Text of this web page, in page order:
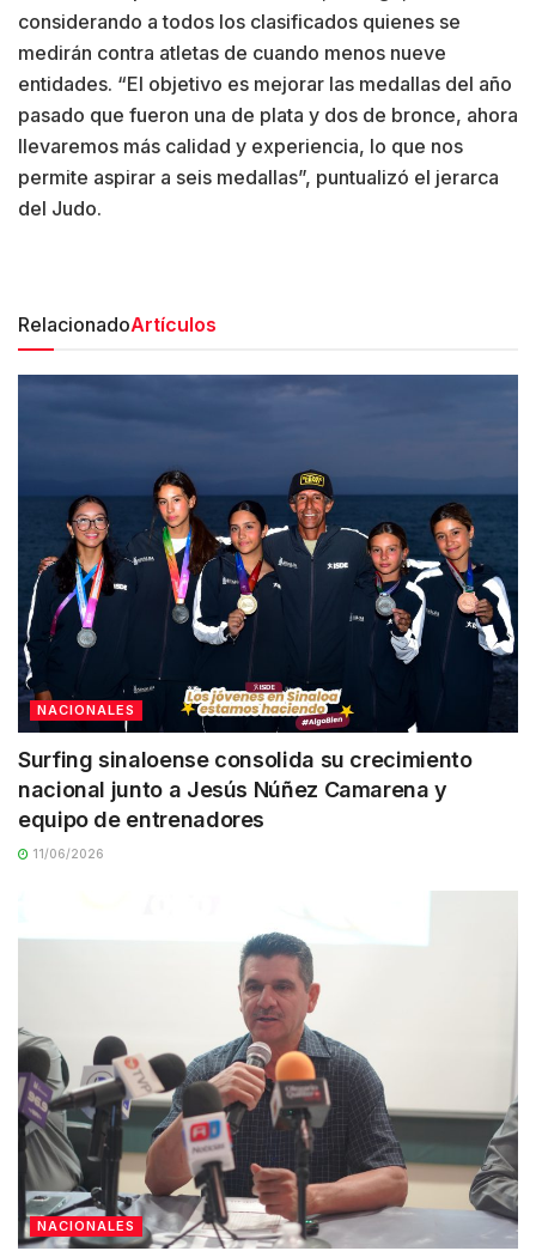
considerando a todos los clasificados quienes se
medirán contra atletas de cuando menos nueve
entidades. “El objetivo es mejorar las medallas del año
pasado que fueron una de plata y dos de bronce, ahora
llevaremos más calidad y experiencia, lo que nos
permite aspirar a seis medallas”, puntualizó el jerarca
del Judo.
RelacionadoArtículos
NACIONALES
Surfing sinaloense consolida su crecimiento
nacional junto a Jesús Núñez Camarena y
equipo de entrenadores
11/06/2026
NACIONALES